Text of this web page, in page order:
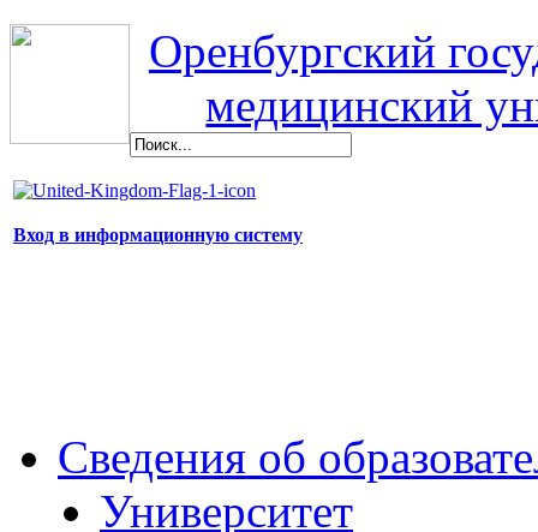
Оренбургский
медицинский
Вход в информационную систему
Сведения об
Университет